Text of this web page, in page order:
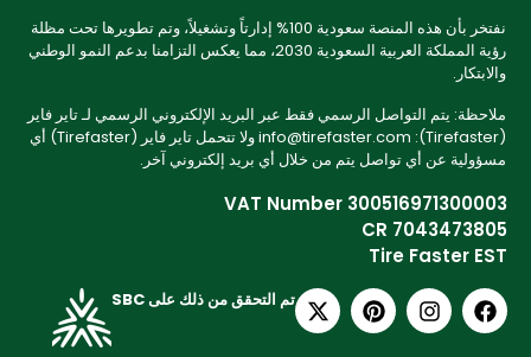
نفتخر بأن هذه المنصة سعودية 100% إدارتاً وتشغيلاً، وتم تطويرها تحت مظلة
رؤية المملكة العربية السعودية 2030، مما يعكس التزامنا بدعم النمو الوطني
والابتكار.
ملاحظة: يتم التواصل الرسمي فقط عبر البريد الإلكتروني الرسمي لـ تاير فاير
(Tirefaster): info@tirefaster.com ولا تتحمل تاير فاير (Tirefaster) أي
مسؤولية عن أي تواصل يتم من خلال أي بريد إلكتروني آخر.
VAT Number 300516971300003
CR 7043473805
Tire Faster EST
تم التحقق من ذلك على SBC